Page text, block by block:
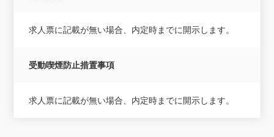
求人票に記載が無い場合、内定時までに開示します。
受動喫煙防止措置事項
求人票に記載が無い場合、内定時までに開示します。